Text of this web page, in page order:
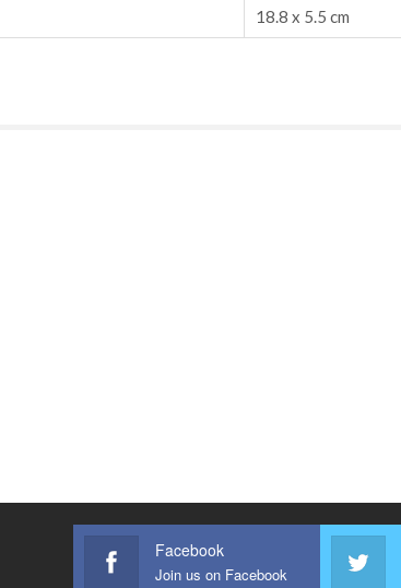
18.8 x 5.5 cm
Facebook
Join us on Facebook